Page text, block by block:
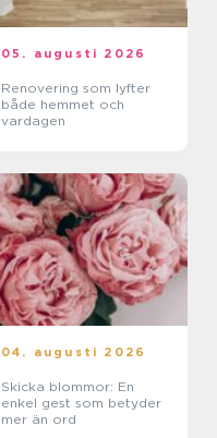
05. augusti 2026
Renovering som lyfter
både hemmet och
vardagen
04. augusti 2026
Skicka blommor: En
enkel gest som betyder
mer än ord